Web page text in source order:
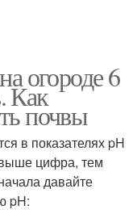
огороде 6
Как
почвы
в показателях pH
цифра, тем
давайте
pH: